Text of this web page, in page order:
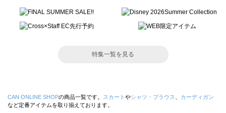
特集一覧を見る
CAN ONLINE SHOPの商品一覧です。 スカート やシャツ・ブラウス
カーディガン
など定番アイテムを取り揃えております。